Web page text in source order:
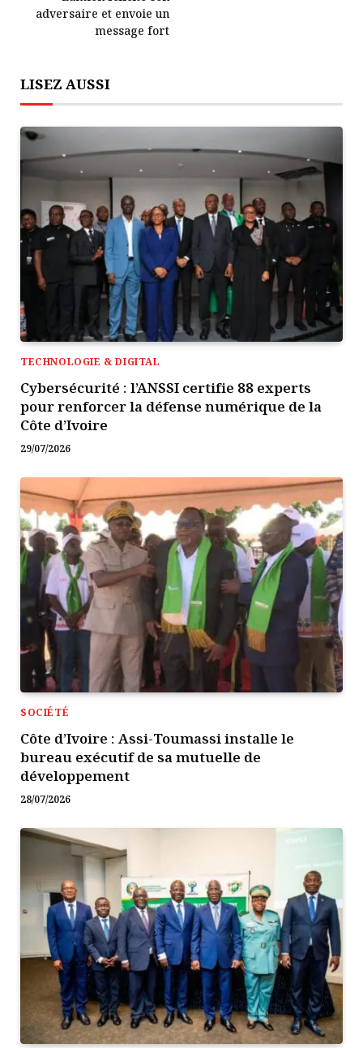
adversaire et envoie un
message fort
LISEZ AUSSI
TECHNOLOGIE & DIGITAL
Cybersécurité : l’ANSSI certifie 88 experts
pour renforcer la défense numérique de la
Côte d’Ivoire
29/07/2026
SOCIÉTÉ
Côte d’Ivoire : Assi-Toumassi installe le
bureau exécutif de sa mutuelle de
développement
28/07/2026